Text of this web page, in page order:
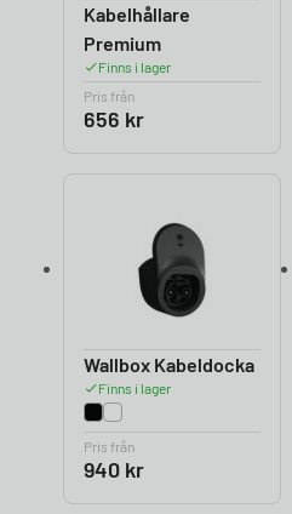
Kabelhållare
Premium
Finns i lager
Pris från
656 kr
Wallbox Kabeldocka
Finns i lager
Pris från
940 kr